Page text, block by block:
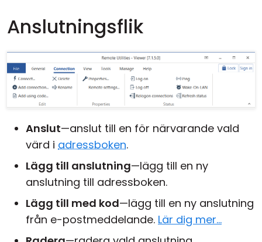
Anslutningsflik
Anslut—anslut till en för närvarande vald
värd i adressboken.
Lägg till anslutning—lägg till en ny
anslutning till adressboken.
Lägg till med kod—lägg till en ny anslutning
från e-postmeddelande. Lär dig mer...